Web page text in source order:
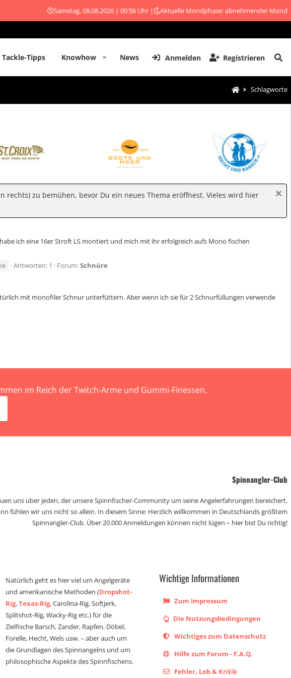
Samstag, 08.08.2026 | 00:56 Uhr | Aktuelle Mondphase: abnehmender Mond
Tackle-Tipps Knowhow News Anmelden Registrieren
Schlagworte
zu bemühen, bevor Du ein neues Thema eröffnest. Vieles wird hier
ich eine 16er Stroft LS montiert und mich mit ihr erfolgreich aufs Mono fischen
Antworten: 1 Forum:Schnüre
mit monofiler Schnur unterfüttern. Aber wenn ich sie für 2 Schnurfüllungen verwende
im Reich der Twitch-Arme und Gummi-Finessen.
Spinnangler-Club
uns über jeden, der unsere Spinnfischer-Community um seine Angelerfahrungen bereichert.
fühlen wir uns nicht so allein. In diesem Sinne: Herzlich willkommen in Deutschlands größtem
Spinnangler-Club. Über 20.000 Anmeldungen können nicht lügen – hier bist Du richtig!
Natürlich geht es hier viel um Angelgeräte
und amerikanische Methoden (Dropshot-
Rig,Texas-Rig, Carolina-Rig, Softjerk,
Splitshot-Rig, Wacky-Rig etc.) für die
Zielfische Barsch, Zander, Rapfen, Döbel,
Forelle, Hecht, Wels usw. – aber auch um
die Grundlagen des Spinnangelns und um
philosophische Aspekte des Spinnfischens.
Wichtige Informationen
Zum Impressum
Die Nutzungsbedingungen
Wichtiges zum Datenschutz
Hilfe zum Forum - F.A.Q.
Fehler, Lob & Kritik